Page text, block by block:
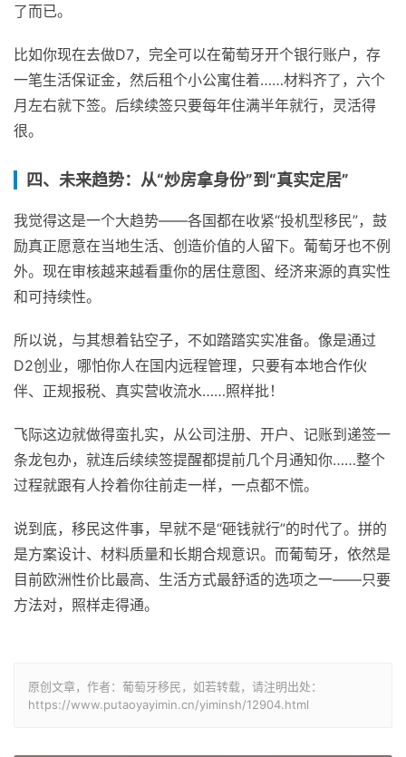
了而已。
比如你现在去做D7，完全可以在葡萄牙开个银行账户，存
一笔生活保证金，然后租个小公寓住着……材料齐了，六个
月左右就下签。后续续签只要每年住满半年就行，灵活得
很。
四、未来趋势：从“炒房拿身份”到“真实定居”
我觉得这是一个大趋势——各国都在收紧“投机型移民”，鼓
励真正愿意在当地生活、创造价值的人留下。葡萄牙也不例
外。现在审核越来越看重你的居住意图、经济来源的真实性
和可持续性。
所以说，与其想着钻空子，不如踏踏实实准备。像是通过
D2创业，哪怕你人在国内远程管理，只要有本地合作伙
伴、正规报税、真实营收流水……照样批！
飞际这边就做得蛮扎实，从公司注册、开户、记账到递签一
条龙包办，就连后续续签提醒都提前几个月通知你……整个
过程就跟有人拎着你往前走一样，一点都不慌。
说到底，移民这件事，早就不是“砸钱就行”的时代了。拼的
是方案设计、材料质量和长期合规意识。而葡萄牙，依然是
目前欧洲性价比最高、生活方式最舒适的选项之一——只要
方法对，照样走得通。
原创文章，作者：葡萄牙移民，如若转载，请注明出处：
https://www.putaoyayimin.cn/yiminsh/12904.html